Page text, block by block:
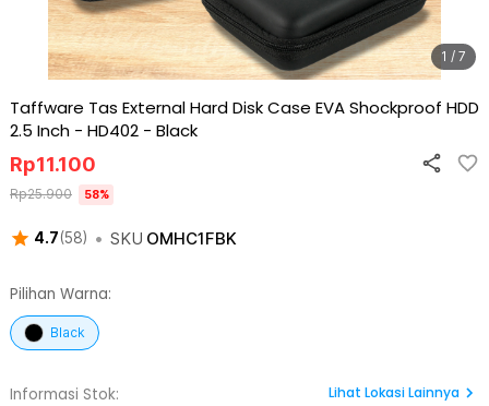
1 / 7
Taffware Tas External Hard Disk Case EVA Shockproof HDD
2.5 Inch - HD402 - Black
4.7(58) • SKU OMHC1FBK
Rp11.100
Rp25.900 58%
Pilihan Warna:
Black
Informasi Stok:
Lihat Lokasi Lainnya